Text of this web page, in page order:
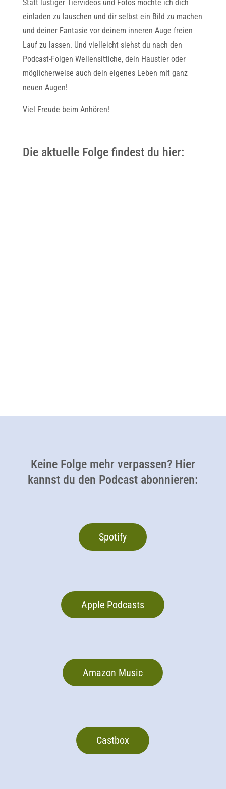
Statt lustiger Tiervideos und Fotos möchte ich dich
einladen zu lauschen und dir selbst ein Bild zu machen
und deiner Fantasie vor deinem inneren Auge freien
Lauf zu lassen. Und vielleicht siehst du nach den
Podcast-Folgen Wellensittiche, dein Haustier oder
möglicherweise auch dein eigenes Leben mit ganz
neuen Augen!
Viel Freude beim Anhören!
Die aktuelle Folge findest du hier:
Keine Folge mehr verpassen? Hier
kannst du den Podcast abonnieren:
Spotify
Apple Podcasts
Amazon Music
Castbox